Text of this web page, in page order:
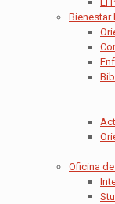
Bienestar
Oficina